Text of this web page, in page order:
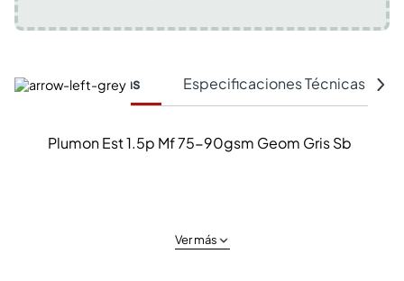
Características Especificaciones Técnicas
Plumon Est 1.5p Mf 75-90gsm Geom Gris Sb
Ver más